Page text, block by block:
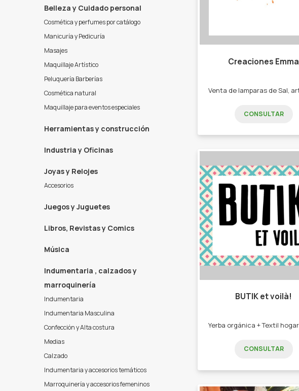
Belleza y Cuidado personal
Cosmética y perfumes por catálogo
Manicuría y Pedicuría
Masajes
Maquillaje Artístico
Peluquería Barberías
Cosmética natural
Maquillaje para eventos especiales
Herramientas y construcción
Industria y Oficinas
Joyas y Relojes
Accesorios
Juegos y Juguetes
Libros, Revistas y Comics
Música
Indumentaria , calzados y
marroquinería
Indumentaria
Indumentaria Masculina
Confección y Alta costura
Medias
Calzado
Indumentaria y accesorios temáticos
Marroquinería y accesorios femeninos
Creaciones Emma
CONSULTAR
BUTIK et voilà!
CONSULTAR